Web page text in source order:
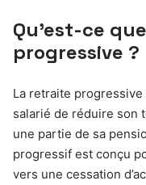
Qu’est-ce
progressive ?
La retraite
salarié de réduire son
une partie de sa
progressif est conçu
vers une cessation